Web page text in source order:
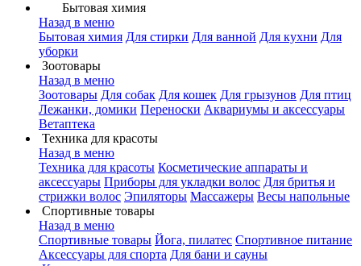
Бытовая химия
Назад в меню
Бытовая химия Для стирки Для ванной Для кухни Для
уборки
Зоотовары
Назад в меню
Зоотовары Для собак Для кошек Для грызунов Для птиц
Лежанки, домики Переноски Аквариумы и аксессуары
Ветаптека
Техника для красоты
Назад в меню
Техника для красоты Косметические аппараты и
аксессуары Приборы для укладки волос Для бритья и
стрижки волос Эпиляторы Массажеры Весы напольные
Спортивные товары
Назад в меню
Спортивные товары Йога, пилатес Спортивное питание
Аксессуары для спорта Для бани и сауны